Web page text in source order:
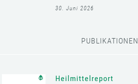
30. Juni 2026
PUBLIKATIONEN
Heilmittelreport